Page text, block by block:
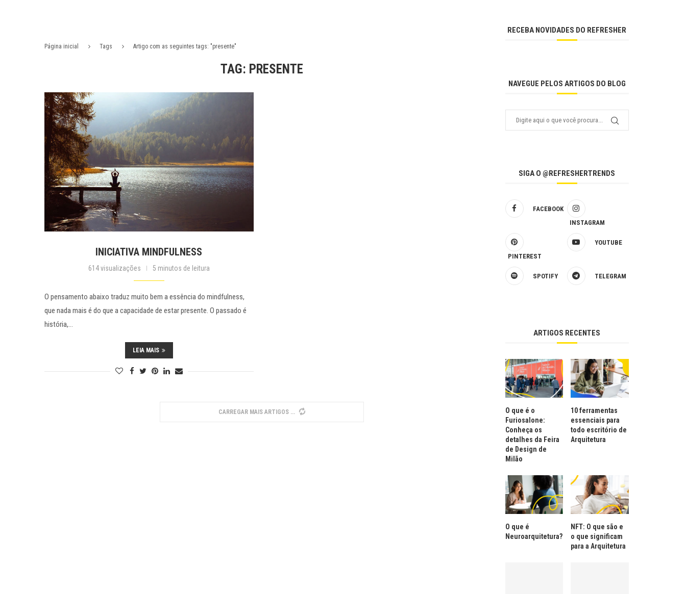
Página inicial Tags Artigo com as seguintes tags: "presente"
TAG: PRESENTE
INICIATIVA MINDFULNESS
614 visualizações 5 minutos de leitura
O pensamento abaixo traduz muito bem a essência do mindfulness,
que nada mais é do que a capacidade de estar presente. O passado é
história,…
LEIA MAIS
CARREGAR MAIS ARTIGOS
RECEBA NOVIDADES DO REFRESHER
NAVEGUE PELOS ARTIGOS DO BLOG
SIGA O @REFRESHERTRENDS
FACEBOOK
INSTAGRAM
PINTEREST
YOUTUBE
SPOTIFY TELEGRAM
ARTIGOS RECENTES
O que é o
Furiosalone:
Conheça os
detalhes da Feira
de Design de
Milão
10 ferramentas
essenciais para
todo escritório de
Arquitetura
O que é
Neuroarquitetura?
NFT: O que são e
o que significam
para a Arquitetura